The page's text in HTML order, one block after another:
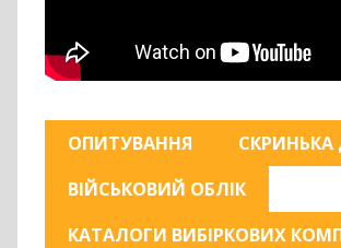
ОПИТУВАННЯ
СКРИНЬКА
ВІЙСЬКОВИЙ ОБЛІК
КАТАЛОГИ ВИБІРКОВИХ